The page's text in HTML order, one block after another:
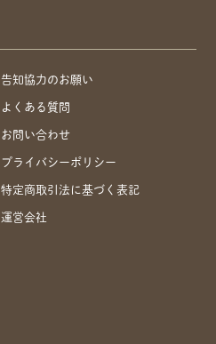
告知協力のお願い
よくある質問
お問い合わせ
プライバシーポリシー
特定商取引法に基づく表記
運営会社